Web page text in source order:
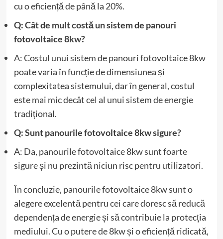
cu o eficiență de până la 20%.
Q: Cât de mult costă un sistem de panouri
fotovoltaice 8kw?
A: Costul unui sistem de panouri fotovoltaice 8kw
poate varia în funcție de dimensiunea și
complexitatea sistemului, dar în general, costul
este mai mic decât cel al unui sistem de energie
tradițional.
Q: Sunt panourile fotovoltaice 8kw sigure?
A: Da, panourile fotovoltaice 8kw sunt foarte
sigure și nu prezintă niciun risc pentru utilizatori.
În concluzie, panourile fotovoltaice 8kw sunt o
alegere excelentă pentru cei care doresc să reducă
dependența de energie și să contribuie la protecția
mediului. Cu o putere de 8kw și o eficiență ridicată,